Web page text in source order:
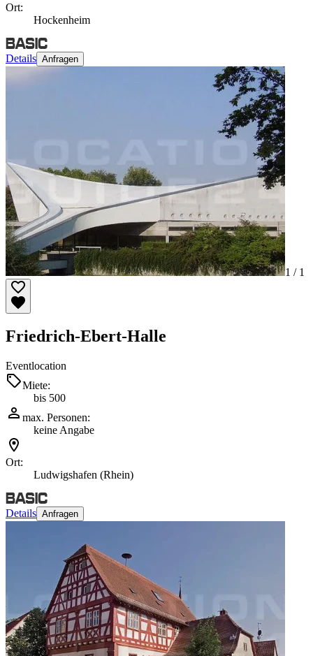
Ort:
Hockenheim
Details Anfragen
1 / 1
Friedrich-Ebert-Halle
Eventlocation
Miete:
bis 500
max. Personen:
keine Angabe
Ort:
Ludwigshafen (Rhein)
Details Anfragen